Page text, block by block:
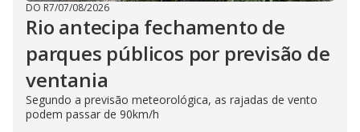
DO R7/07/08/2026
Rio antecipa fechamento de
parques públicos por previsão de
ventania
Segundo a previsão meteorológica, as rajadas de vento
podem passar de 90km/h